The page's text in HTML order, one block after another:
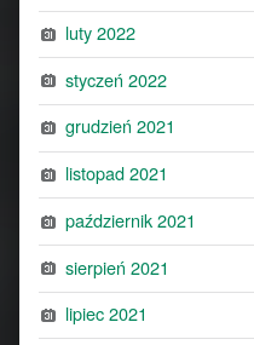
luty 2022
styczeń 2022
grudzień 2021
listopad 2021
październik 2021
sierpień 2021
lipiec 2021